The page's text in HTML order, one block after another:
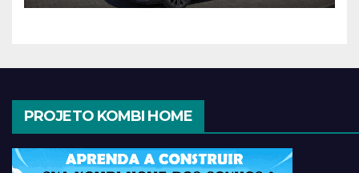
PROJETO KOMBI HOME